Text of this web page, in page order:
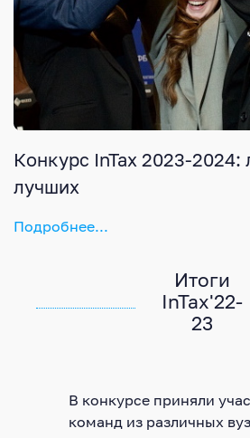
Конкурс InTax 2023-2024:
лучших
Подробнее...
Итоги
InTax'22-
23
В конкурсе приняли
команд из различных